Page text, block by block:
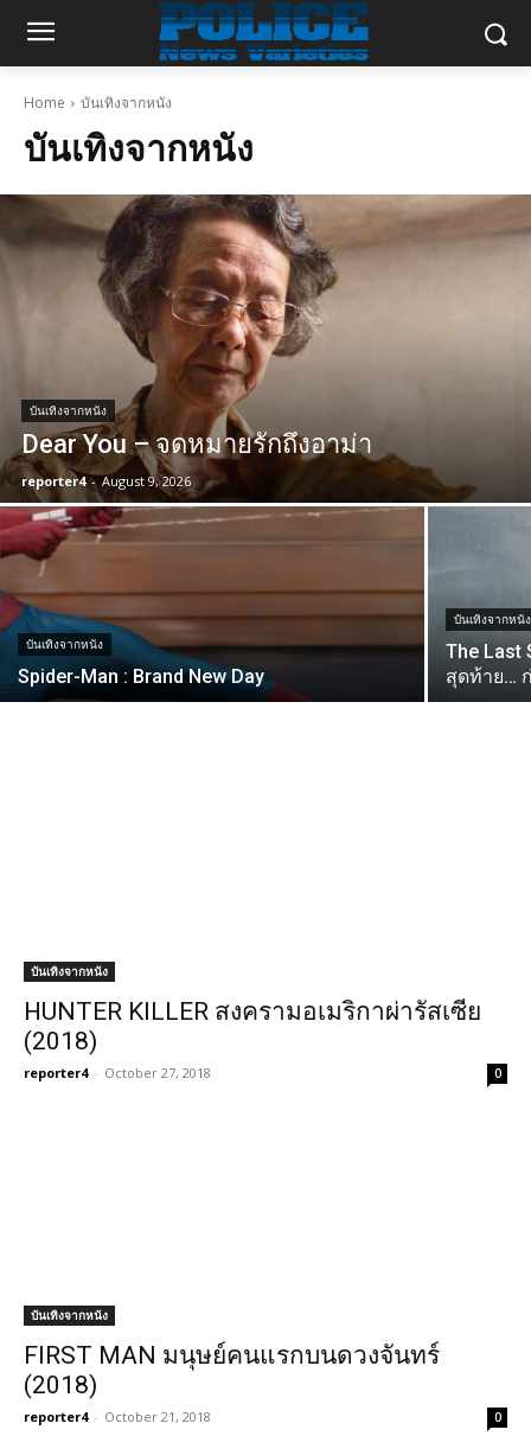
Home บันเทิงจากหนัง
บันเทิงจากหนัง
บันเทิงจากหนัง
Dear You – จดหมายรักถึงอาม่า
reporter4 - August 9, 2026
บันเทิงจากหนัง
Spider-Man : Brand New Day
บันเทิงจากหนัง
​The Last
สุดท้าย…
บันเทิงจากหนัง
HUNTER KILLER สงครามอเมริกาผ่ารัสเซีย
(2018)
reporter4 - October 27, 2018 0
บันเทิงจากหนัง
FIRST MAN มนุษย์คนแรกบนดวงจันทร์
(2018)
reporter4 - October 21, 2018 0